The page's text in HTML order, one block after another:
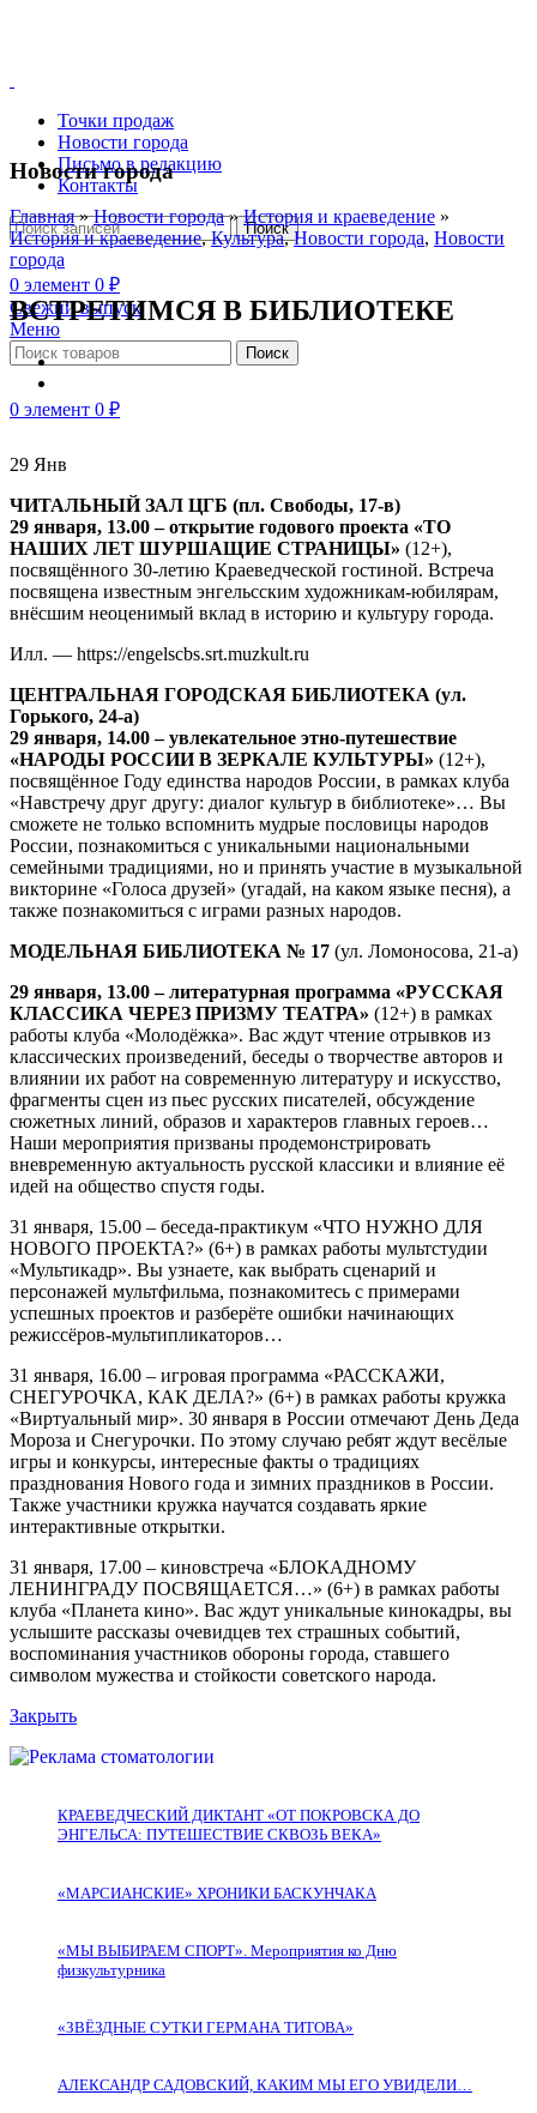
Точки продаж
Новости города
Письмо в редакцию
Контакты
Поиск
0 элемент 0 ₽
Свежий выпуск
Меню
Поиск
0 элемент 0 ₽
Новости города
Главная»Новости города»История и краеведение »
История и краеведение,Культура,Новости города, Новости
города
ВСТРЕТИМСЯ В БИБЛИОТЕКЕ
29 Янв
ЧИТАЛЬНЫЙ ЗАЛ ЦГБ (пл. Свободы, 17-в)
29 января, 13.00 – открытие годового проекта «ТО
НАШИХ ЛЕТ ШУРШАЩИЕ СТРАНИЦЫ» (12+),
посвящённого 30-летию Краеведческой гостиной. Встреча
посвящена известным энгельсским художникам-юбилярам,
внёсшим неоценимый вклад в историю и культуру города.
Илл. — https://engelscbs.srt.muzkult.ru
ЦЕНТРАЛЬНАЯ ГОРОДСКАЯ БИБЛИОТЕКА (ул.
Горького, 24-а)
29 января, 14.00 – увлекательное этно-путешествие
«НАРОДЫ РОССИИ В ЗЕРКАЛЕ КУЛЬТУРЫ» (12+),
посвящённое Году единства народов России, в рамках клуба
«Навстречу друг другу: диалог культур в библиотеке»… Вы
сможете не только вспомнить мудрые пословицы народов
России, познакомиться с уникальными национальными
семейными традициями, но и принять участие в музыкальной
викторине «Голоса друзей» (угадай, на каком языке песня), а
также познакомиться с играми разных народов.
МОДЕЛЬНАЯ БИБЛИОТЕКА № 17 (ул. Ломоносова, 21-а)
29 января, 13.00 – литературная программа «РУССКАЯ
КЛАССИКА ЧЕРЕЗ ПРИЗМУ ТЕАТРА» (12+) в рамках
работы клуба «Молодёжка». Вас ждут чтение отрывков из
классических произведений, беседы о творчестве авторов и
влиянии их работ на современную литературу и искусство,
фрагменты сцен из пьес русских писателей, обсуждение
сюжетных линий, образов и характеров главных героев…
Наши мероприятия призваны продемонстрировать
вневременную актуальность русской классики и влияние её
идей на общество спустя годы.
31 января, 15.00 – беседа-практикум «ЧТО НУЖНО ДЛЯ
НОВОГО ПРОЕКТА?» (6+) в рамках работы мультстудии
«Мультикадр». Вы узнаете, как выбрать сценарий и
персонажей мультфильма, познакомитесь с примерами
успешных проектов и разберёте ошибки начинающих
режиссёров-мультипликаторов…
31 января, 16.00 – игровая программа «РАССКАЖИ,
СНЕГУРОЧКА, КАК ДЕЛА?» (6+) в рамках работы кружка
«Виртуальный мир». 30 января в России отмечают День Деда
Мороза и Снегурочки. По этому случаю ребят ждут весёлые
игры и конкурсы, интересные факты о традициях
празднования Нового года и зимних праздников в России.
Также участники кружка научатся создавать яркие
интерактивные открытки.
31 января, 17.00 – киновстреча «БЛОКАДНОМУ
ЛЕНИНГРАДУ ПОСВЯЩАЕТСЯ…» (6+) в рамках работы
клуба «Планета кино». Вас ждут уникальные кинокадры, вы
услышите рассказы очевидцев тех страшных событий,
воспоминания участников обороны города, ставшего
символом мужества и стойкости советского народа.
Закрыть
КРАЕВЕДЧЕСКИЙ ДИКТАНТ «ОТ ПОКРОВСКА ДО
ЭНГЕЛЬСА: ПУТЕШЕСТВИЕ СКВОЗЬ ВЕКА»
«МАРСИАНСКИЕ» ХРОНИКИ БАСКУНЧАКА
«МЫ ВЫБИРАЕМ СПОРТ». Мероприятия ко Дню
физкультурника
«ЗВЁЗДНЫЕ СУТКИ ГЕРМАНА ТИТОВА»
АЛЕКСАНДР САДОВСКИЙ, КАКИМ МЫ ЕГО УВИДЕЛИ…